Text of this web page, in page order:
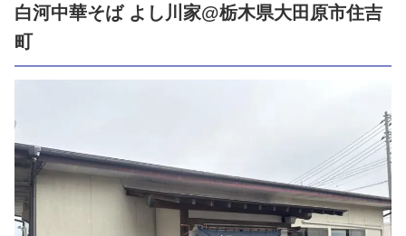
白河中華そば よし川家@栃木県大田原市住吉
町